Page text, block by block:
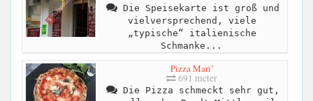
Die Speisekarte ist groß und
vielversprechend, viele
„typische“ italienische
Schmanke...
Pizza Mari’
691 meter
Die Pizza schmeckt sehr gut,